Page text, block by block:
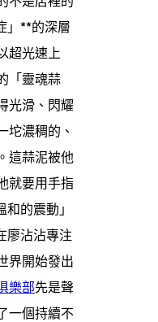
」**的深層
超光速上
「靈魂蒜
光滑、閃耀
坨濃稠的、
這蒜泥被他
就要用手指
的震動」
廖沾沾專注
界開始發出
樂部先是聲
一個持續不